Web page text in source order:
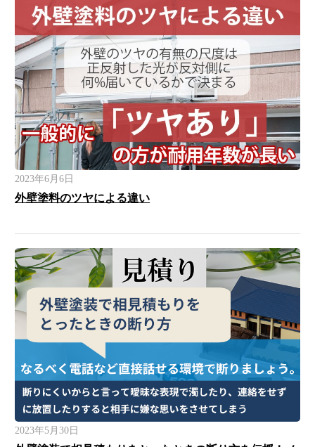
2023年6月6日
外壁塗料のツヤによる違い
2023年5月30日